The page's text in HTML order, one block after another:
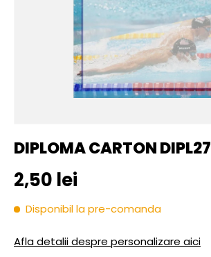
DIPLOMA CARTON DIPL27
Pret initial
2,50 lei
Disponibil la pre-comanda
Afla detalii despre personalizare aici